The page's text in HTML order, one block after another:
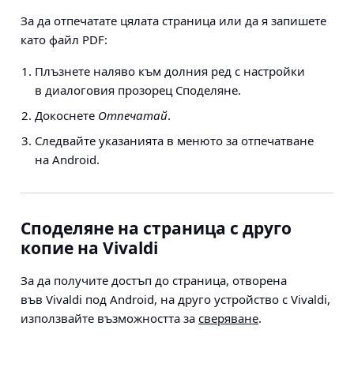
За да отпечатате цялата страница или да я запишете
като файл PDF:
Плъзнете наляво към долния ред с настройки
в диалоговия прозорец Споделяне.
Докоснете Отпечатай.
Следвайте указанията в менюто за отпечатване
на Android.
Споделяне на страница с друго
копие на Vivaldi
За да получите достъп до страница, отворена
във Vivaldi под Android, на друго устройство с Vivaldi,
използвайте възможността за сверяване.